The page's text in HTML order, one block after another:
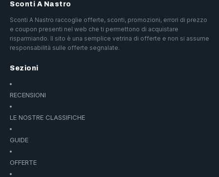
Sconti A Nastro
Sconti A Nastro raccoglie offerte, sconti, promozioni, errori di prezzo
e coupon presenti nel web che ti permettono di acquistare
risparmiando. Il sito è una semplice vetrina di offerte e non si assume
responsabilità sulle offerte segnalate.
Sezioni
RECENSIONI
LE NOSTRE CLASSIFICHE
GUIDE
OFFERTE